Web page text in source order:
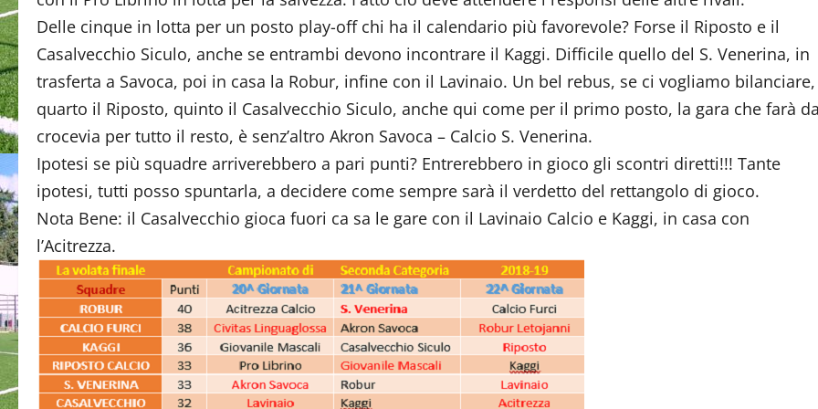
Delle cinque in lotta per un posto play-off chi ha il calendario più favorevole? Forse il Riposto e il
Casalvecchio Siculo, anche se entrambi devono incontrare il Kaggi. Difficile quello del S. Venerina, in
trasferta a Savoca, poi in casa la Robur, infine con il Lavinaio. Un bel rebus, se ci vogliamo bilanciare,
quarto il Riposto, quinto il Casalvecchio Siculo, anche qui come per il primo posto, la gara che farà
crocevia per tutto il resto, è senz’altro Akron Savoca – Calcio S. Venerina.
Ipotesi se più squadre arriverebbero a pari punti? Entrerebbero in gioco gli scontri diretti!!! Tante
ipotesi, tutti posso spuntarla, a decidere come sempre sarà il verdetto del rettangolo di gioco.
Nota Bene: il Casalvecchio gioca fuori ca sa le gare con il Lavinaio Calcio e Kaggi, in casa con
l’Acitrezza.